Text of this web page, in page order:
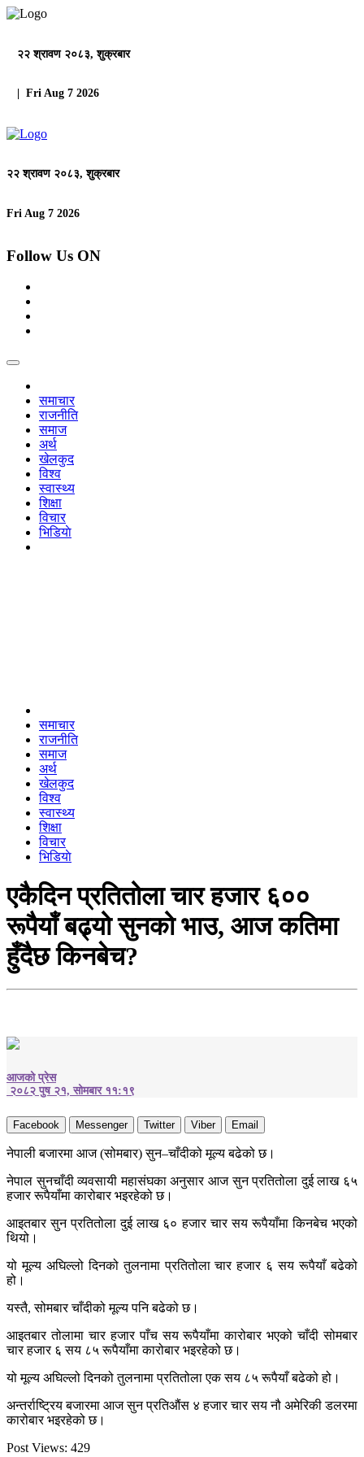
२२ श्रावण २०८३, शुक्रबार
| Fri Aug 7 2026
२२ श्रावण २०८३, शुक्रबार
Fri Aug 7 2026
Follow Us ON
समाचार
राजनीति
समाज
अर्थ
खेलकुद
विश्व
स्वास्थ्य
शिक्षा
विचार
भिडियाे
समाचार
राजनीति
समाज
अर्थ
खेलकुद
विश्व
स्वास्थ्य
शिक्षा
विचार
भिडियाे
एकैदिन प्रतितोला चार हजार ६००
रूपैयाँ बढ्यो सुनको भाउ, आज कतिमा
हुँदैछ किनबेच?
आजको प्रेस
२०८२ पुष २१, सोमबार ११:१९
Facebook Messenger Twitter Viber Email
नेपाली बजारमा आज (सोमबार) सुन–चाँदीको मूल्य बढेको छ।
नेपाल सुनचाँदी व्यवसायी महासंघका अनुसार आज सुन प्रतितोला दुई लाख ६५
हजार रूपैयाँमा कारोबार भइरहेको छ।
आइतबार सुन प्रतितोला दुई लाख ६० हजार चार सय रूपैयाँमा किनबेच भएको
थियो।
यो मूल्य अघिल्लो दिनको तुलनामा प्रतितोला चार हजार ६ सय रूपैयाँ बढेको
हो।
यस्तै, सोमबार चाँदीको मूल्य पनि बढेको छ।
आइतबार तोलामा चार हजार पाँच सय रूपैयाँमा कारोबार भएको चाँदी सोमबार
चार हजार ६ सय ८५ रूपैयाँमा कारोबार भइरहेको छ।
यो मूल्य अघिल्लो दिनको तुलनामा प्रतितोला एक सय ८५ रूपैयाँ बढेको हो।
अन्तर्राष्ट्रिय बजारमा आज सुन प्रतिऔंस ४ हजार चार सय नौ अमेरिकी डलरमा
कारोबार भइरहेको छ।
Post Views: 429